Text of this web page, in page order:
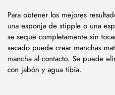
Para obtener los mejores
una esponja de stipple o una
se seque completamente sin
secado puede crear manchas
mancha al contacto. Se puede
con jabón y agua tibia.